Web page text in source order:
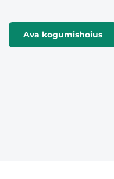
Ava kogumishoius